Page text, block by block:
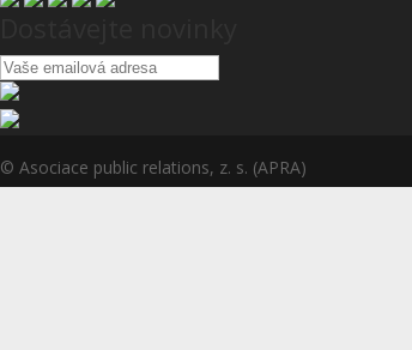
© Asociace public relations, z. s. (APRA)